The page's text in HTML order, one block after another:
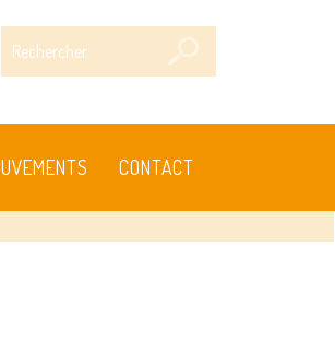
CONTACT